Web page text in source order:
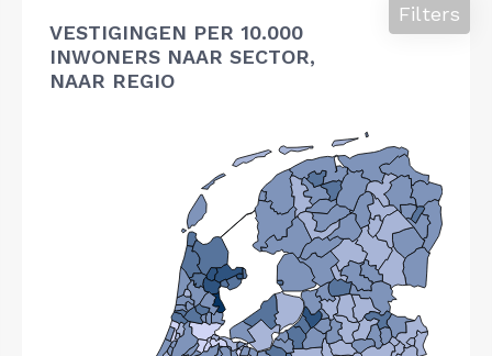
VESTIGINGEN PER 10.000
INWONERS NAAR SECTOR,
NAAR REGIO
Filters